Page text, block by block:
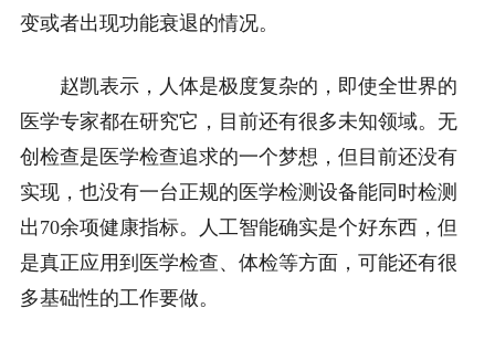
变或者出现功能衰退的情况。
赵凯表示，人体是极度复杂的，即使全世界的
医学专家都在研究它，目前还有很多未知领域。无
创检查是医学检查追求的一个梦想，但目前还没有
实现，也没有一台正规的医学检测设备能同时检测
出70余项健康指标。人工智能确实是个好东西，但
是真正应用到医学检查、体检等方面，可能还有很
多基础性的工作要做。